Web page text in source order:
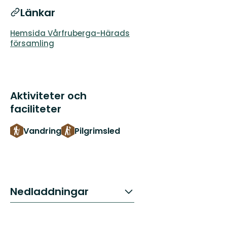
Länkar
Hemsida Vårfruberga-Härads
församling
Aktiviteter och
faciliteter
Vandring Pilgrimsled
Nedladdningar